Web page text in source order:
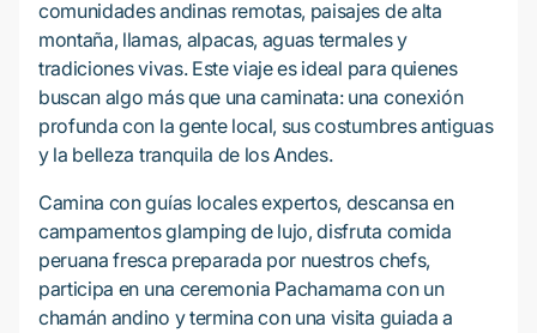
comunidades andinas remotas, paisajes de alta
montaña, llamas, alpacas, aguas termales y
tradiciones vivas. Este viaje es ideal para quienes
buscan algo más que una caminata: una conexión
profunda con la gente local, sus costumbres antiguas
y la belleza tranquila de los Andes.
Camina con guías locales expertos, descansa en
campamentos glamping de lujo, disfruta comida
peruana fresca preparada por nuestros chefs,
participa en una ceremonia Pachamama con un
chamán andino y termina con una visita guiada a